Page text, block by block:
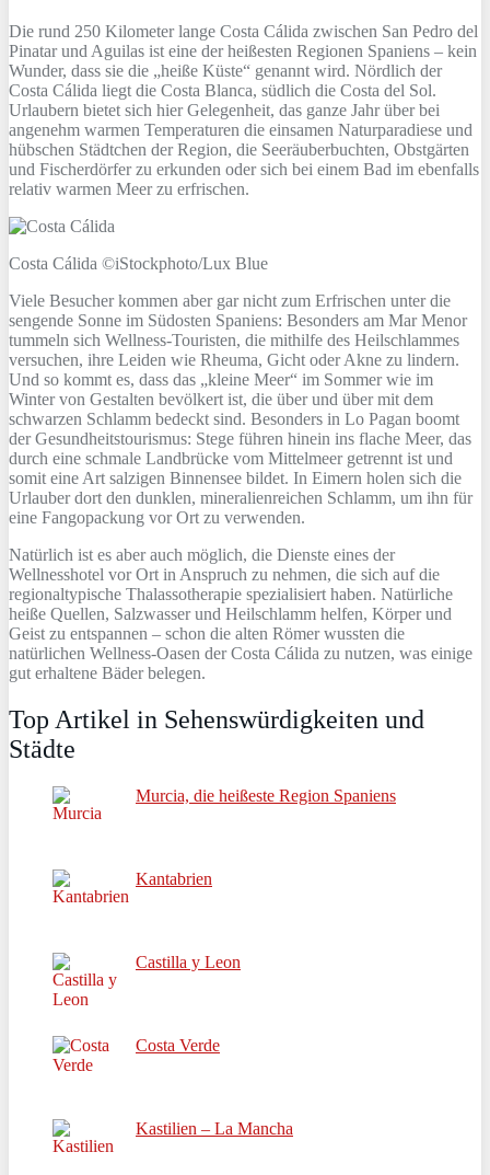
Die rund 250 Kilometer lange Costa Cálida zwischen San Pedro del
Pinatar und Aguilas ist eine der heißesten Regionen Spaniens – kein
Wunder, dass sie die „heiße Küste“ genannt wird. Nördlich der
Costa Cálida liegt die Costa Blanca, südlich die Costa del Sol.
Urlaubern bietet sich hier Gelegenheit, das ganze Jahr über bei
angenehm warmen Temperaturen die einsamen Naturparadiese und
hübschen Städtchen der Region, die Seeräuberbuchten, Obstgärten
und Fischerdörfer zu erkunden oder sich bei einem Bad im ebenfalls
relativ warmen Meer zu erfrischen.
Costa Cálida ©iStockphoto/Lux Blue
Viele Besucher kommen aber gar nicht zum Erfrischen unter die
sengende Sonne im Südosten Spaniens: Besonders am Mar Menor
tummeln sich Wellness-Touristen, die mithilfe des Heilschlammes
versuchen, ihre Leiden wie Rheuma, Gicht oder Akne zu lindern.
Und so kommt es, dass das „kleine Meer“ im Sommer wie im
Winter von Gestalten bevölkert ist, die über und über mit dem
schwarzen Schlamm bedeckt sind. Besonders in Lo Pagan boomt
der Gesundheitstourismus: Stege führen hinein ins flache Meer, das
durch eine schmale Landbrücke vom Mittelmeer getrennt ist und
somit eine Art salzigen Binnensee bildet. In Eimern holen sich die
Urlauber dort den dunklen, mineralienreichen Schlamm, um ihn für
eine Fangopackung vor Ort zu verwenden.
Natürlich ist es aber auch möglich, die Dienste eines der
Wellnesshotel vor Ort in Anspruch zu nehmen, die sich auf die
regionaltypische Thalassotherapie spezialisiert haben. Natürliche
heiße Quellen, Salzwasser und Heilschlamm helfen, Körper und
Geist zu entspannen – schon die alten Römer wussten die
natürlichen Wellness-Oasen der Costa Cálida zu nutzen, was einige
gut erhaltene Bäder belegen.
Top Artikel in Sehenswürdigkeiten und
Städte
Murcia, die heißeste Region Spaniens
Kantabrien
Castilla y Leon
Costa Verde
Kastilien – La Mancha